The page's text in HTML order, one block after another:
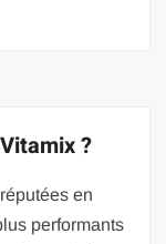
?
en
performants